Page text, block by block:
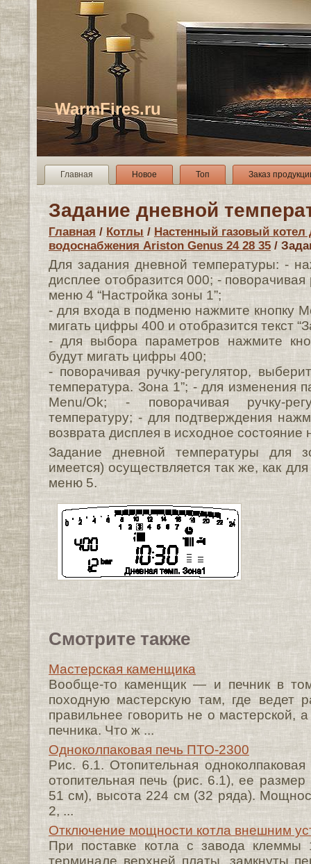
WarmFires.ru
Главная Новое Топ Заказ
Задание дневной
Главная / Котлы / Настенный газовый котел
водоснабжения Ariston Genus 24 28 35 /
Для задания дневной температуры: -
дисплее отобразится 000; - поворачивая
меню 4 “Настройка зоны 1”;
- для входа в подменю нажмите кнопку
мигать цифры 400 и отобразится текст
- для выбора параметров нажмите
будут мигать цифры 400;
- поворачивая ручку-регулятор,
температура. Зона 1”; - для изменения
Menu/Ok; - поворачивая ручку-
температуру; - для подтверждения
возврата дисплея в исходное состояние
Задание дневной температуры для
имеется) осуществляется так же, как
меню 5.
Смотрите также
Мастерская каменщика
Вообще-то каменщик — и печник в
походную мастерскую там, где ведет
правильнее говорить не о мастерской,
печника. Что ж ...
Одноколпаковая печь ПТО-2300
Рис. 6.1. Отопительная
отопительная печь (рис. 6.1), ее
51 см), высота 224 см (32 ряда).
2, ...
Отключение мощности котла внешним
При поставке котла с завода клеммы